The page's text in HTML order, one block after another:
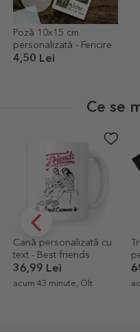
Poză 10x15 cm
personalizată - Fericire
4,50 Lei
Ce se
Cană personalizată cu
text - Best friends
36,99 Lei
acum 43 minute, Olt